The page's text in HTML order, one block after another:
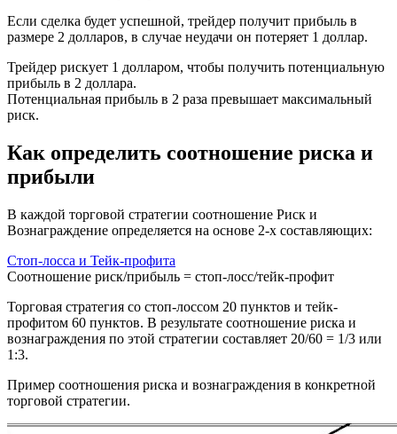
Если сделка будет успешной, трейдер получит прибыль в
размере 2 долларов, в случае неудачи он потеряет 1 доллар.
Трейдер рискует 1 долларом, чтобы получить потенциальную
прибыль в 2 доллара.
Потенциальная прибыль в 2 раза превышает максимальный
риск.
Как определить соотношение риска и
прибыли
В каждой торговой стратегии соотношение Риск и
Вознаграждение определяется на основе 2-х составляющих:
Стоп-лосса и Тейк-профита
Соотношение риск/прибыль = стоп-лосс/тейк-профит
Торговая стратегия со стоп-лоссом 20 пунктов и тейк-
профитом 60 пунктов. В результате соотношение риска и
вознаграждения по этой стратегии составляет 20/60 = 1/3 или
1:3.
Пример соотношения риска и вознаграждения в конкретной
торговой стратегии.